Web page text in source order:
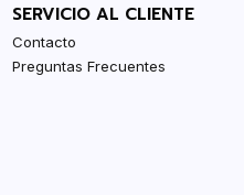
SERVICIO AL CLIENTE
Contacto
Preguntas Frecuentes